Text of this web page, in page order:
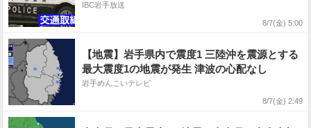
IBC岩手放送
8/7(金) 5:00
【地震】岩手県内で震度1 三陸沖を震源とする
最大震度1の地震が発生 津波の心配なし
岩手めんこいテレビ
8/7(金) 2:49